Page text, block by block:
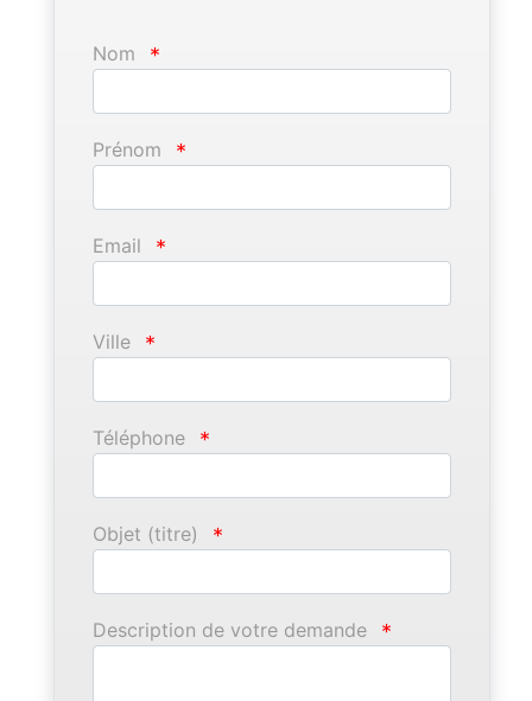
Nom *
Prénom *
Email *
Ville *
Téléphone *
Objet (titre) *
Description de votre demande *